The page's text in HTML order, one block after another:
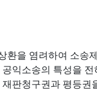
을 염려하여 소송
익소송의 특성을
판청구권과 평등권